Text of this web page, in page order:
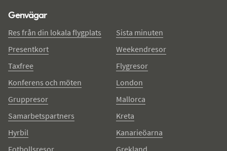
Genvägar
Res från din lokala flygplats
Presentkort
Taxfree
Konferens och möten
Gruppresor
Samarbetspartners
Hyrbil
Fotbollsresor
Sista minuten
Weekendresor
Flygresor
London
Mallorca
Kreta
Kanarieöarna
Grekland